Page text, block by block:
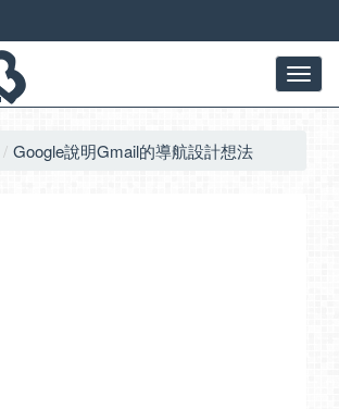
Google說明Gmail的導航設計想法